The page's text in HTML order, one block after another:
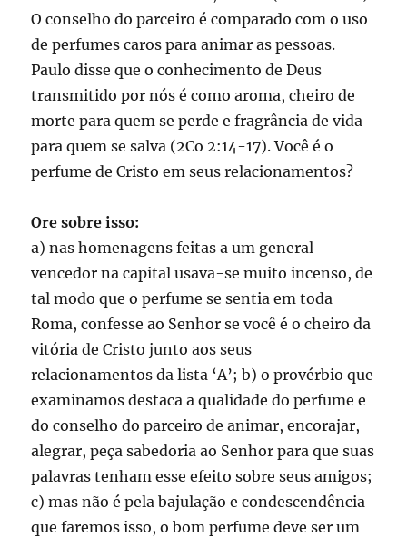
O conselho do parceiro é comparado com o uso
de perfumes caros para animar as pessoas.
Paulo disse que o conhecimento de Deus
transmitido por nós é como aroma, cheiro de
morte para quem se perde e fragrância de vida
para quem se salva (2Co 2:14-17). Você é o
perfume de Cristo em seus relacionamentos?
Ore sobre isso:
a) nas homenagens feitas a um general
vencedor na capital usava-se muito incenso, de
tal modo que o perfume se sentia em toda
Roma, confesse ao Senhor se você é o cheiro da
vitória de Cristo junto aos seus
relacionamentos da lista ‘A’; b) o provérbio que
examinamos destaca a qualidade do perfume e
do conselho do parceiro de animar, encorajar,
alegrar, peça sabedoria ao Senhor para que suas
palavras tenham esse efeito sobre seus amigos;
c) mas não é pela bajulação e condescendência
que faremos isso, o bom perfume deve ser um